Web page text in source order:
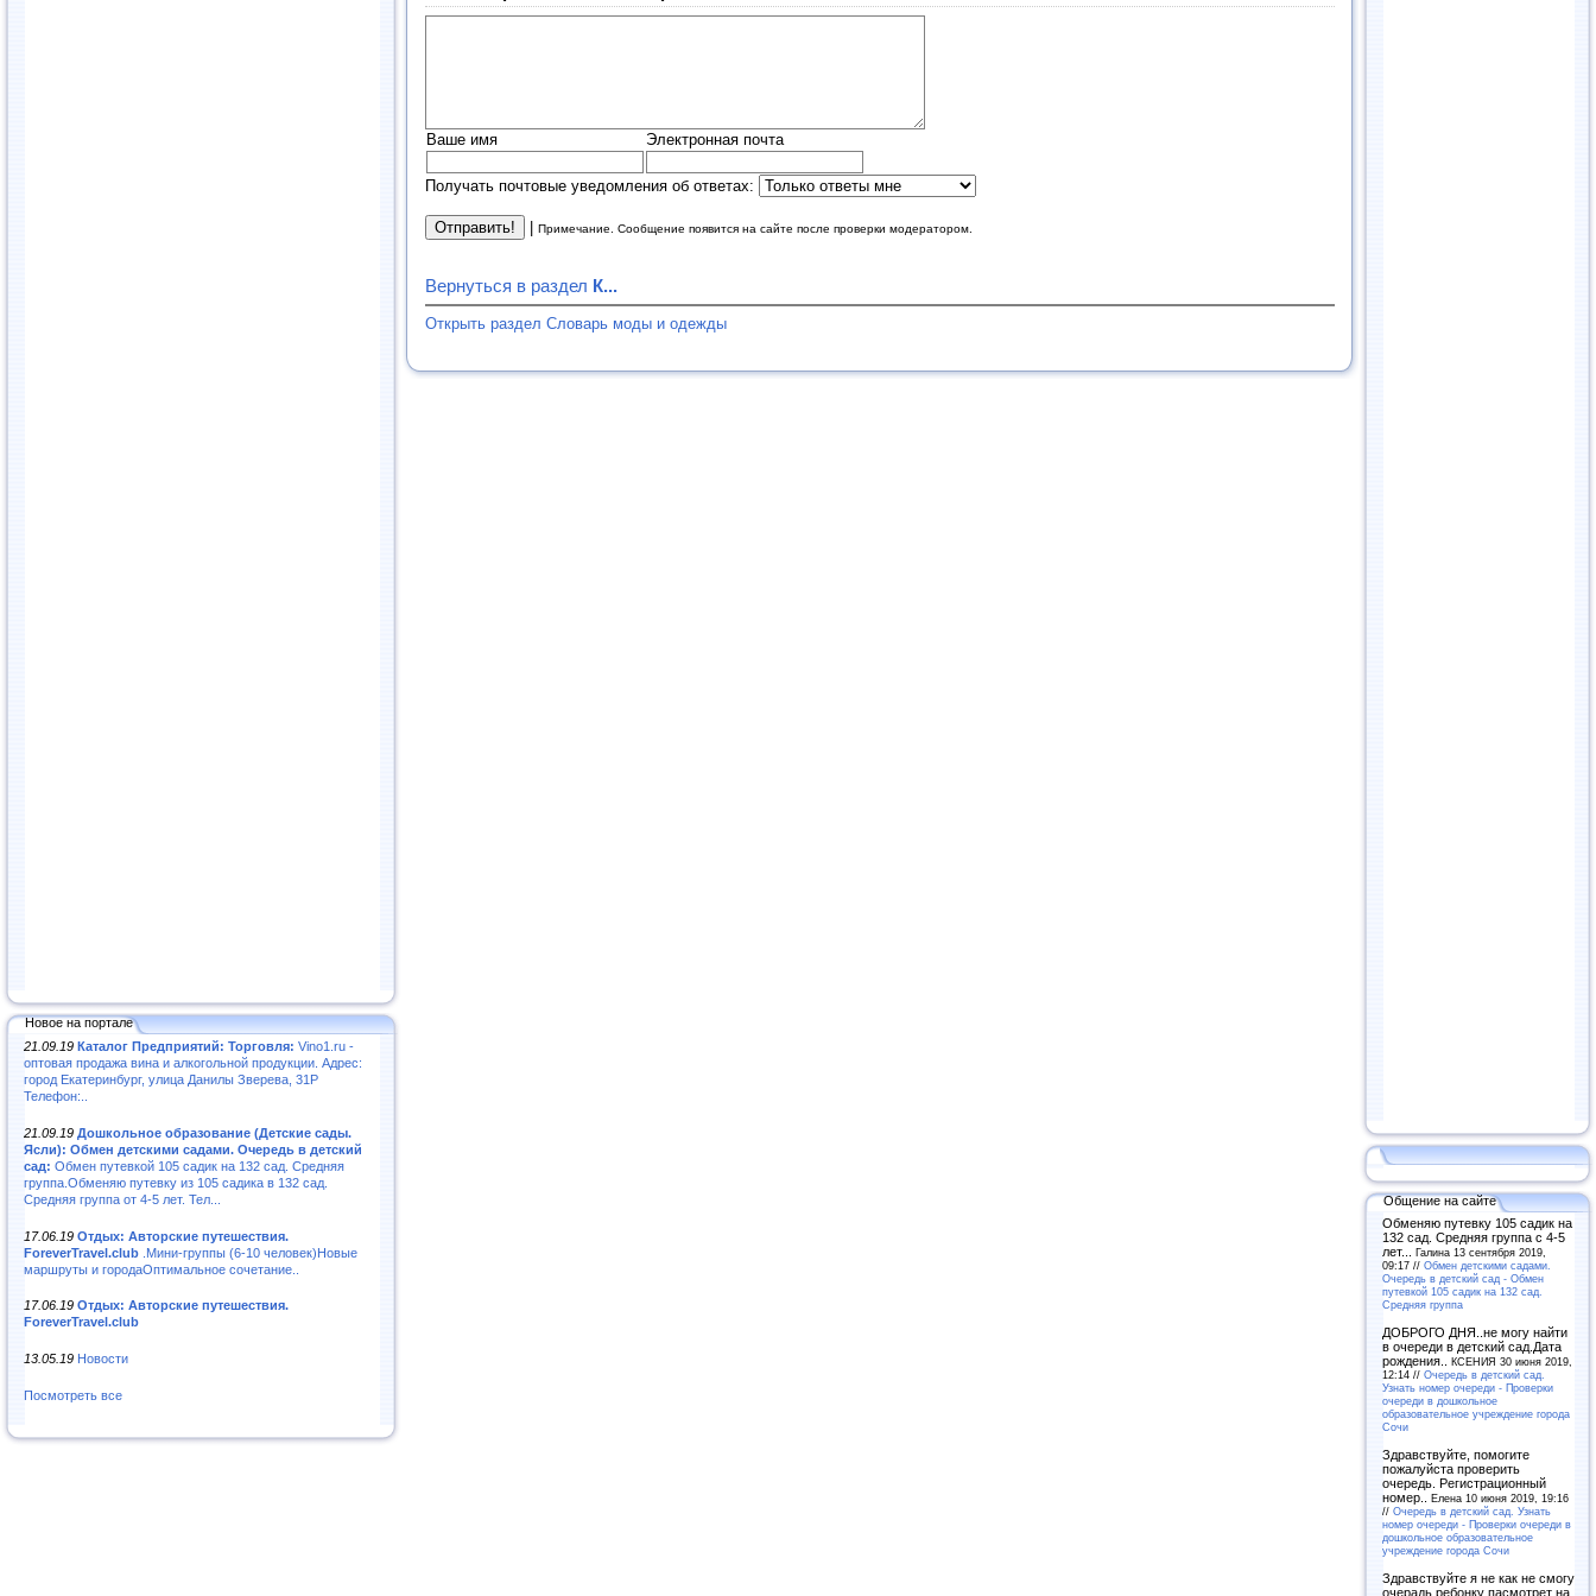
Новое на портале
21.09.19 Каталог Предприятий: Торговля: Vino1.ru -
оптовая продажа вина и алкогольной продукции. Адрес:
город Екатеринбург, улица Данилы Зверева, 31Р
Телефон:..
21.09.19 Дошкольное образование (Детские сады.
Ясли): Обмен детскими садами. Очередь в детский
сад: Обмен путевкой 105 садик на 132 сад. Средняя
группа.Обменяю путевку из 105 садика в 132 сад.
Средняя группа от 4-5 лет. Тел...
17.06.19 Отдых: Авторские путешествия.
ForeverTravel.club .Мини-группы (6-10 человек)Новые
маршруты и городаОптимальное сочетание..
17.06.19 Отдых: Авторские путешествия.
ForeverTravel.club
13.05.19 Новости
Посмотреть все
Ваше имя Электронная почта
Получать почтовые уведомления об ответах:
Примечание. Сообщение появится на сайте после проверки модератором.
Вернуться в раздел К...
Открыть раздел Словарь моды и одежды
Общение на сайте
Обменяю путевку 105 садик на
132 сад. Средняя группа с 4-5
лет... Галина 13 сентября 2019,
09:17 // Обмен детскими садами.
Очередь в детский сад - Обмен
путевкой 105 садик на 132 сад.
Средняя группа
ДОБРОГО ДНЯ..не могу найти
в очереди в детский сад.Дата
рождения.. КСЕНИЯ 30 июня 2019,
12:14 // Очередь в детский сад.
Узнать номер очереди - Проверки
очереди в дошкольное
образовательное учреждение города
Сочи
Здравствуйте, помогите
пожалуйста проверить
очередь. Регистрационный
номер.. Елена 10 июня 2019, 19:16
// Очередь в детский сад. Узнать
номер очереди - Проверки очереди в
дошкольное образовательное
учреждение города Сочи
Здравствуйте я не как не смогу
очерадь ребонку пасмотрет на